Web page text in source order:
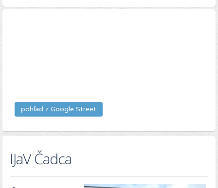
pohľad z Google Street
IJaV Čadca